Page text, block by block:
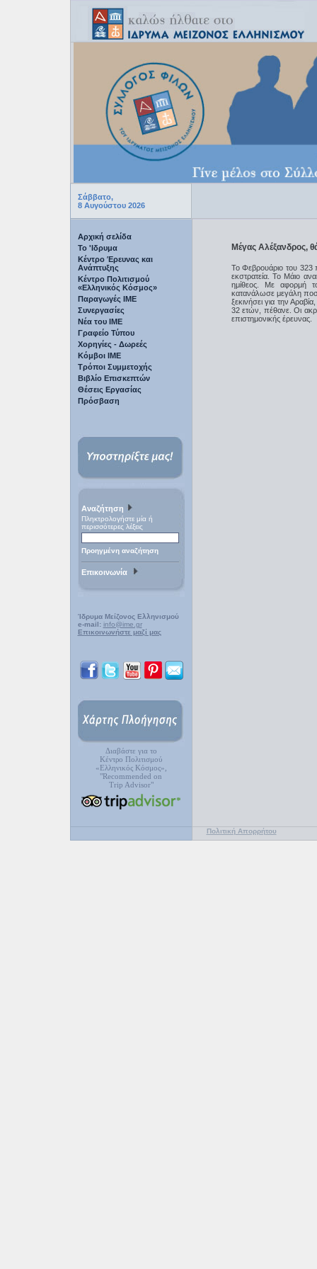
Σάββατο,
8 Αυγούστου 2026
Αρχική σελίδα
Το 'Ιδρυμα
Κέντρο Έρευνας και
Ανάπτυξης
Κέντρο Πολιτισμού
«Ελληνικός Κόσμος»
Παραγωγές IME
Συνεργασίες
Νέα του ΙΜΕ
Γραφείο Τύπου
Χορηγίες - Δωρεές
Κόμβοι ΙΜΕ
Τρόποι Συμμετοχής
Βιβλίο Επισκεπτών
Θέσεις Εργασίας
Πρόσβαση
Αναζήτηση
Πληκτρολογήστε μία ή
περισσότερες λέξεις
Προηγμένη αναζήτηση
Επικοινωνία
Ίδρυμα Μείζονος Ελληνισμού
e-mail: info@ime.gr
Επικοινωνήστε μαζί μας
Διαβάστε για το
Κέντρο Πολιτισμού
«Ελληνικός Κόσμος»,
"Recommended on
Trip Advisor"
Μέγας Αλέξανδρος,
Το Φεβρουάριο του 323
εκστρατεία. Το Μάιο
ημίθεος. Με αφορμή
κατανάλωσε μεγάλη
ξεκινήσει για την
32 ετών, πέθανε. Οι
επιστημονικής έρευνας.
Πολιτική Απορρήτου